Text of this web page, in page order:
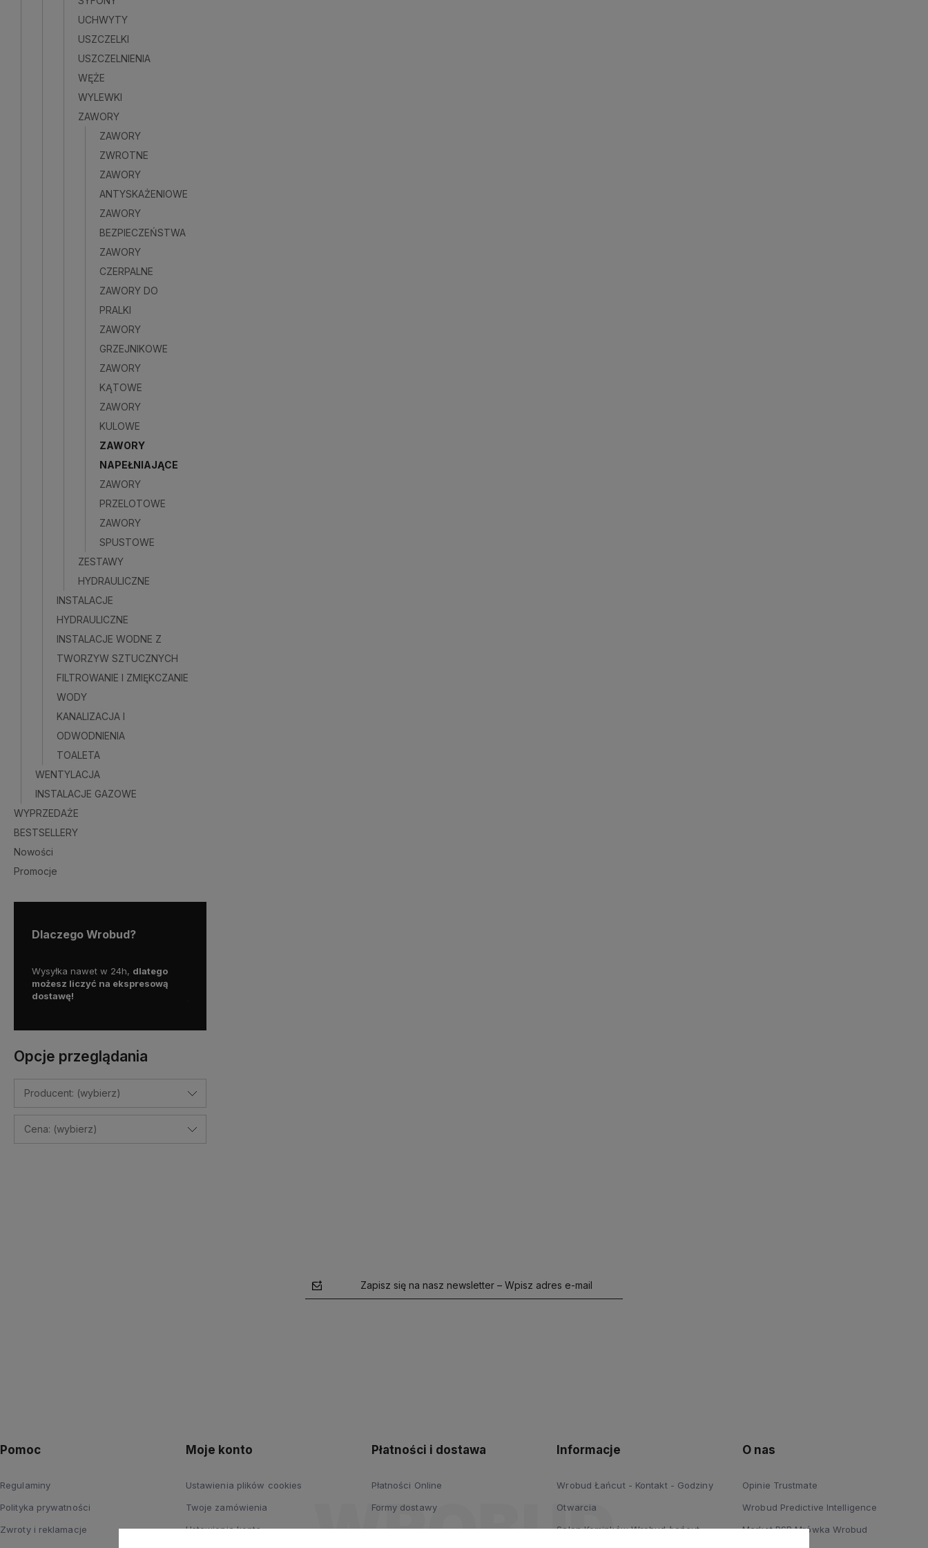
UCHWYTY
USZCZELKI
USZCZELNIENIA
WĘŻE
WYLEWKI
ZAWORY
ZAWORY
ZWROTNE
ZAWORY
ANTYSKAŻENIOWE
ZAWORY
BEZPIECZEŃSTWA
ZAWORY
CZERPALNE
ZAWORY DO
PRALKI
ZAWORY
GRZEJNIKOWE
ZAWORY
KĄTOWE
ZAWORY
KULOWE
ZAWORY
NAPEŁNIAJĄCE
ZAWORY
PRZELOTOWE
ZAWORY
SPUSTOWE
ZESTAWY
HYDRAULICZNE
INSTALACJE
HYDRAULICZNE
INSTALACJE WODNE Z
TWORZYW SZTUCZNYCH
FILTROWANIE I ZMIĘKCZANIE
WODY
KANALIZACJA I
ODWODNIENIA
TOALETA
WENTYLACJA
INSTALACJE GAZOWE
WYPRZEDAŻE
BESTSELLERY
Nowości
Promocje
Dlaczego Wrobud?
Wysyłka nawet w 24h, dlatego
możesz liczyć na ekspresową
dostawę!
Opcje przeglądania
Producent: (wybierz)
Cena: (wybierz)
Zapisz się na nasz newsletter – Wpisz adres e-mail
Pomoc
Regulaminy
Polityka prywatności
Zwroty i reklamacje
Moje konto
Ustawienia plików cookies
Twoje zamówienia
Ustawienia konta
Płatności i dostawa
Płatności Online
Formy dostawy
Informacje
Wrobud Łańcut - Kontakt - Godziny
Otwarcia
Salon Kominków Wrobud Łańcut
O nas
Opinie Trustmate
Wrobud Predictive Intelligence
Market PSB Mrówka Wrobud